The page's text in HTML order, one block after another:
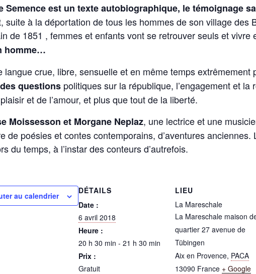
Semence est un texte autobiographique, letémoignage
suite à ladéportation de tous les hommes de son village des
de 1851 , femmes et enfants vont se retrouver seuls et vivre
homme…
langue crue, libre, sensuelle et en même temps extrêmement
questions politiques sur la république, l’engagement et la
et de l’amour, et plus que tout de la liberté.
Moissesson et Morgane Neplaz, une lectrice et une
de poésies et contes contemporains, d’aventures anciennes.
du temps, à l’instar des conteurs d’autrefois.
au calendrier
DÉTAILS
Date :
6 avril 2018
Heure :
20 h 30 min - 21 h 30 min
Prix :
Gratuit
LIEU
La Mareschale
La Mareschale maison
quartier 27 avenue de
Tübingen
Aix en Provence, PACA
13090 France + Google